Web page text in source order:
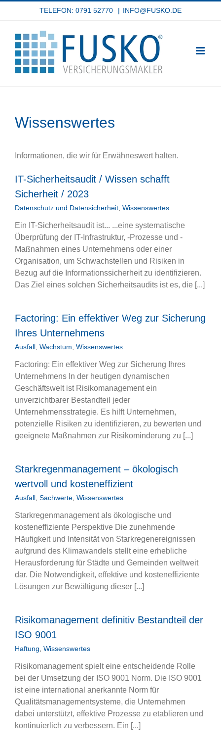
TELEFON: 0791 52770 | INFO@FUSKO.DE
Wissenswertes
Informationen, die wir für Erwähneswert halten.
IT-Sicherheitsaudit / Wissen schafft
Sicherheit / 2023
Datenschutz und Datensicherheit Wissenswertes
Ein IT-Sicherheitsaudit ist... ...eine systematische
Überprüfung der IT-Infrastruktur, -Prozesse und -
Maßnahmen eines Unternehmens oder einer
Organisation, um Schwachstellen und Risiken in
Bezug auf die Informationssicherheit zu identifizieren.
Das Ziel eines solchen Sicherheitsaudits ist es, die [...]
Factoring: Ein effektiver Weg zur Sicherung
Ihres Unternehmens
Ausfall Wachstum Wissenswertes
Factoring: Ein effektiver Weg zur Sicherung Ihres
Unternehmens In der heutigen dynamischen
Geschäftswelt ist Risikomanagement ein
unverzichtbarer Bestandteil jeder
Unternehmensstrategie. Es hilft Unternehmen,
potenzielle Risiken zu identifizieren, zu bewerten und
geeignete Maßnahmen zur Risikominderung zu [...]
Starkregenmanagement – ökologisch
wertvoll und kosteneffizient
Ausfall Sachwerte Wissenswertes
Starkregenmanagement als ökologische und
kosteneffiziente Perspektive Die zunehmende
Häufigkeit und Intensität von Starkregenereignissen
aufgrund des Klimawandels stellt eine erhebliche
Herausforderung für Städte und Gemeinden weltweit
dar. Die Notwendigkeit, effektive und kosteneffiziente
Lösungen zur Bewältigung dieser [...]
Risikomanagement definitiv Bestandteil der
ISO 9001
Haftung Wissenswertes
Risikomanagement spielt eine entscheidende Rolle
bei der Umsetzung der ISO 9001 Norm. Die ISO 9001
ist eine international anerkannte Norm für
Qualitätsmanagementsysteme, die Unternehmen
dabei unterstützt, effektive Prozesse zu etablieren und
kontinuierlich zu verbessern. Ein [...]